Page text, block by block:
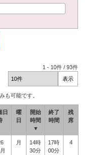
1 - 10件 /93件
も可能です。
日
曜
日
開始
時間
▼
終了
時間
残
席
月
14時
30分
17時
00分
4